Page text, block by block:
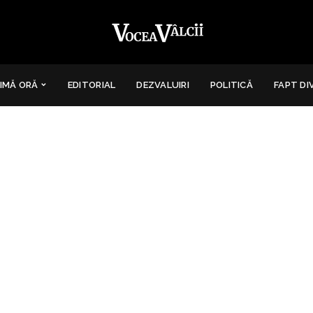
ORĂ EDITORIAL DEZVALUIRI POLITICĂ FAPT